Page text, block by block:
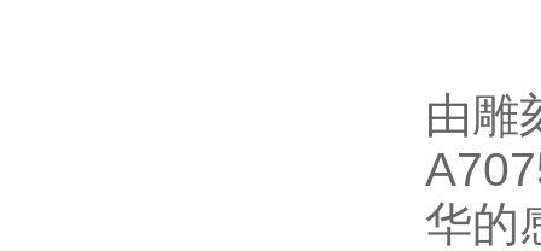
由雕
华的